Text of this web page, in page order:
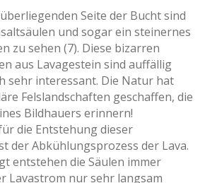
Seite der Bucht sind
und sogar ein steinernes
zu sehen (7). Diese bizarren
aus Lavagestein sind auffällig
sehr interessant. Die Natur hat
Felslandschaften geschaffen, die
Bildhauers erinnern!
die Entstehung dieser
der Abkühlungsprozess der Lava.
entstehen die Säulen immer
Lavastrom nur sehr langsam